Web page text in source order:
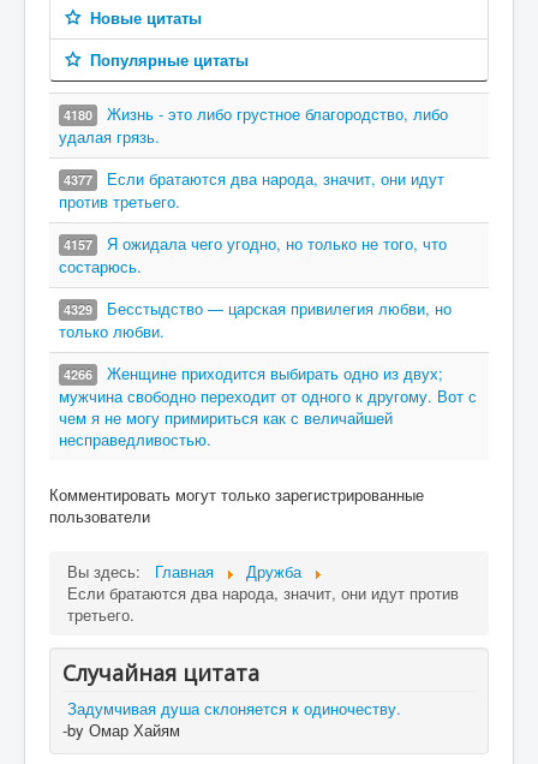
Новые цитаты
Популярные цитаты
4180
Жизнь - это либо грустное благородство, либо
удалая грязь.
4377
Если братаются два народа, значит, они идут
против третьего.
4157
Я ожидала чего угодно, но только не того, что
состарюсь.
4329
Бесстыдство — царская привилегия любви, но
только любви.
4266
Женщине приходится выбирать одно из двух;
мужчина свободно переходит от одного к другому. Вот с
чем я не могу примириться как с величайшей
несправедливостью.
Комментировать могут только зарегистрированные
пользователи
Вы здесь: Главная
Дружба
Если братаются два народа, значит, они идут против
третьего.
Случайная цитата
Задумчивая душа склоняется к одиночеству.
-by Омар Хайям